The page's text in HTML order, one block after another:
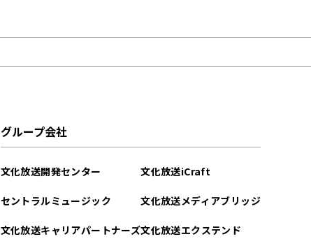
グループ会社
文化放送開発センター
セントラルミュージック
文化放送キャリアパートナーズ
文化放送iCraft
文化放送メディアブリッジ
文化放送エクステンド